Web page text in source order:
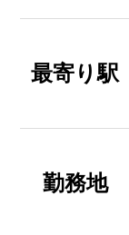
最寄り駅
勤務地